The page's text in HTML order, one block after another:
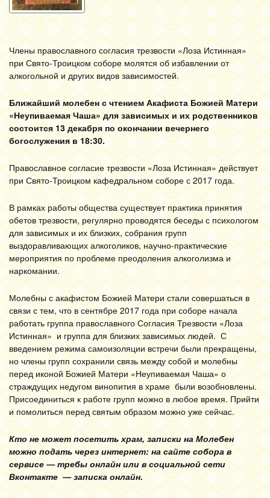
Члены православного согласия трезвости «Лоза Истинная»
при Свято-Троицком соборе молятся об избавлении от
алкогольной и других видов зависимостей.
Ближайший молебен с чтением Акафиста Божией Матери
«Неупиваемая Чаша» для зависимых и их родственников
состоится 13 декабря по окончании вечернего
богослужения в 18:30.
Православное согласие трезвости «Лоза Истинная» действует
при Свято-Троицком кафедральном соборе с 2017 года.
В рамках работы общества существует практика принятия
обетов трезвости, регулярно проводятся беседы с психологом
для зависимых и их близких, собрания групп
выздоравливающих алкоголиков, научно-практические
мероприятия по проблеме преодоления алкоголизма и
наркомании.
Молебны с акафистом Божией Матери стали совершаться в
связи с тем, что в сентябре 2017 года при соборе начала
работать группа православного Согласия Трезвости «Лоза
Истинная» и группа для близких зависимых людей. С
введением режима самоизоляции встречи были прекращены,
но члены групп сохранили связь между собой и молебны
перед иконой Божией Матери «Неупиваемая Чаша» о
страждущих недугом винопития в храме были возобновлены.
Присоединиться к работе групп можно в любое время. Прийти
и помолиться перед святым образом можно уже сейчас.
Кто не может посетить храм, записки на Молебен
можно подать через интернет: на сайте собора в
сервисе — требы онлайн или в социальной сети
Вконтакте — записка онлайн.